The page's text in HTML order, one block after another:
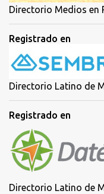
Directorio Medios en
Registrado en
Directorio Latino de
Registrado en
Directorio Latino de